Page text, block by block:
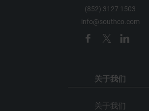
(852) 3127 1503
info@southco.com
关于我们
关于我们